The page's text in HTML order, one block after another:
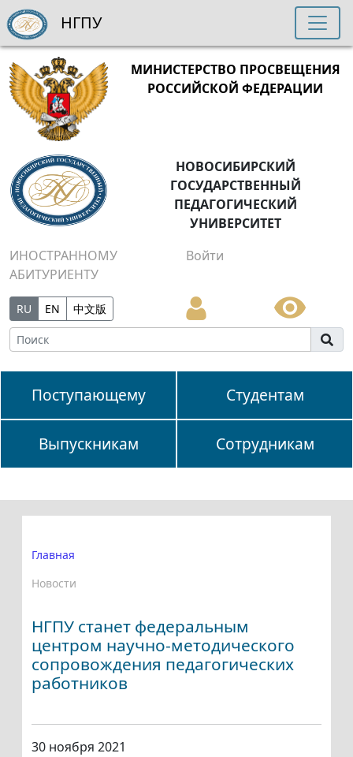
МИНИСТЕРСТВО ПРОСВЕЩЕНИЯ
РОССИЙСКОЙ ФЕДЕРАЦИИ
НОВОСИБИРСКИЙ
ГОСУДАРСТВЕННЫЙ
ПЕДАГОГИЧЕСКИЙ
УНИВЕРСИТЕТ
ИНОСТРАННОМУ
АБИТУРИЕНТУ
Войти
RU EN 中文版
Поступающему Студентам
Выпускникам Сотрудникам
НГПУ
Главная
Новости
НГПУ станет федеральным
центром научно-методического
сопровождения педагогических
работников
30 ноября 2021